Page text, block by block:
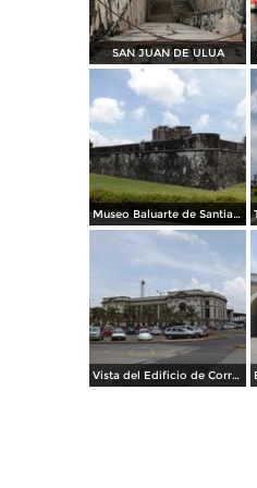
SAN JUAN DE ULUA
Museo Baluarte de Santiago en el Puerto de Veracruz. Julio/2012
Vista del Edificio de Correos en Veracruz. Julio/2012